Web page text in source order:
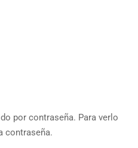
por contraseña. Para verlo
contraseña.